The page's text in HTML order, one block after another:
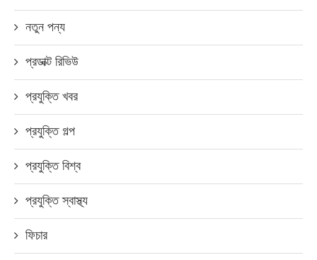
নতুন পন্য
প্রডাক্ট রিভিউ
প্রযুক্তি খবর
প্রযুক্তি গল্প
প্রযুক্তি বিশ্ব
প্রযুক্তি স্বাস্থ্য
ফিচার